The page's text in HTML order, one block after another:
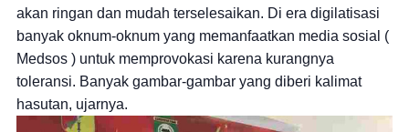
akan ringan dan mudah terselesaikan. Di era digilatisasi
banyak oknum-oknum yang memanfaatkan media sosial (
Medsos ) untuk memprovokasi karena kurangnya
toleransi. Banyak gambar-gambar yang diberi kalimat
hasutan, ujarnya.